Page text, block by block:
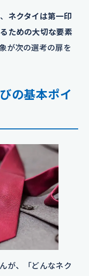
ネクタイは第一印
ための大切な要素
が次の選考の扉を
の基本ポイ
が、「どんなネク